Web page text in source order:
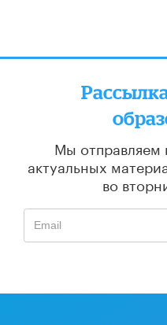
Мы отправляем
актуальных
во